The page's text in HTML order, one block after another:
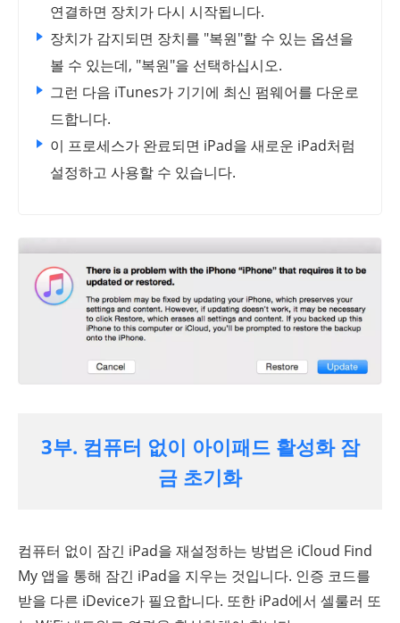
연결하면 장치가 다시 시작됩니다.
장치가 감지되면 장치를 "복원"할 수 있는 옵션을
볼 수 있는데, "복원"을 선택하십시오.
그런 다음 iTunes가 기기에 최신 펌웨어를 다운로
드합니다.
이 프로세스가 완료되면 iPad을 새로운 iPad처럼
설정하고 사용할 수 있습니다.
3부. 컴퓨터 없이 아이패드 활성화 잠
금 초기화
컴퓨터 없이 잠긴 iPad을 재설정하는 방법은 iCloud Find
My 앱을 통해 잠긴 iPad을 지우는 것입니다. 인증 코드를
받을 다른 iDevice가 필요합니다. 또한 iPad에서 셀룰러 또